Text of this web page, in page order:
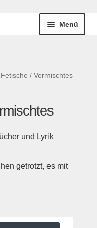
Menü
/ Vermischtes
und Lyrik
getrotzt, es mit
und